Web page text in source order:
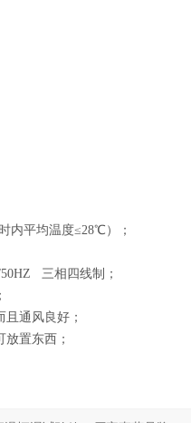
内平均温度≤28℃）；
三相四线制；
通风良好；
置东西；